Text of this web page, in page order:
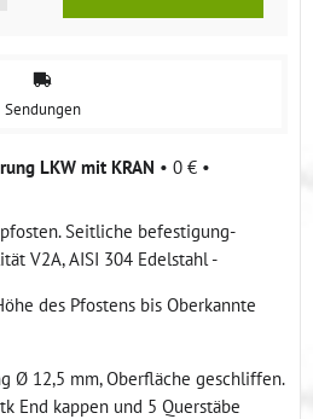
Sendungen
LKW mit KRAN • 0 € •
Seitliche befestigung-
V2A, AISI 304 Edelstahl -
des Pfostens bis Oberkannte
Ø 12,5 mm, Oberfläche geschliffen.
End kappen und 5 Querstäbe